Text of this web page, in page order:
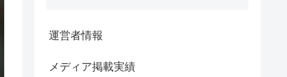
運営者情報
メディア掲載実績